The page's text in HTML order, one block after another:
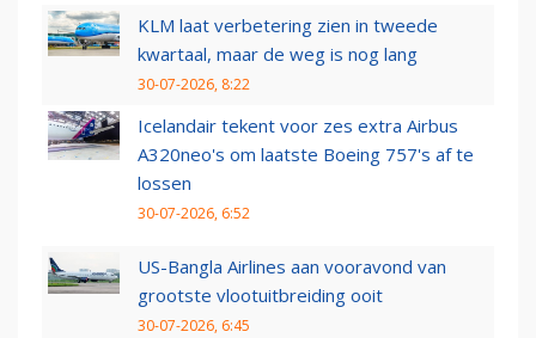
KLM laat verbetering zien in tweede
kwartaal, maar de weg is nog lang
30-07-2026, 8:22
Icelandair tekent voor zes extra Airbus
A320neo's om laatste Boeing 757's af te
lossen
30-07-2026, 6:52
US-Bangla Airlines aan vooravond van
grootste vlootuitbreiding ooit
30-07-2026, 6:45